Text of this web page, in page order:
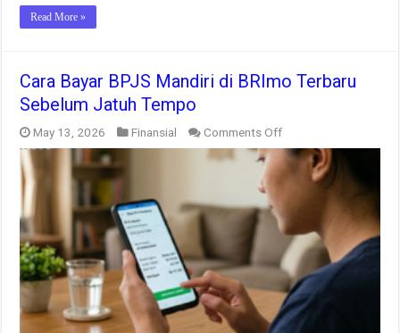
Read More »
Cara Bayar BPJS Mandiri di BRImo Terbaru
Sebelum Jatuh Tempo
May 13, 2026 Finansial Comments Offon
Cara
Bayar
BPJS
BRImo
Terbaru
Sebelum
Jatuh
Tempo